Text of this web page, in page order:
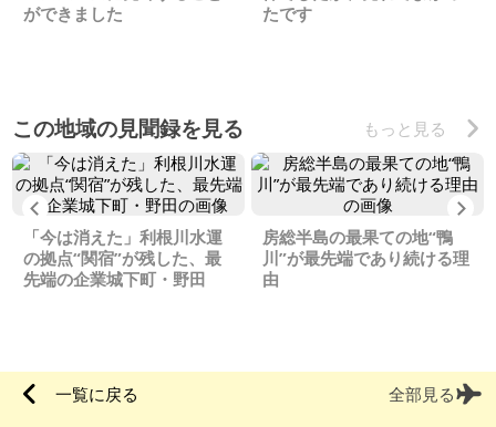
ができました
たです
この地域の見聞録を見る もっと見る
Previous
「今は消えた」利根川水運
の拠点“関宿”が残した、最
先端の企業城下町・野田
房総半島の最果ての地“鴨
川”が最先端であり続ける理
由
一覧に戻る 全部見る